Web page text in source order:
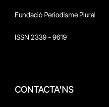
Fundació Periodisme Plural
ISSN 2339 - 9619
CONTACTA'NS